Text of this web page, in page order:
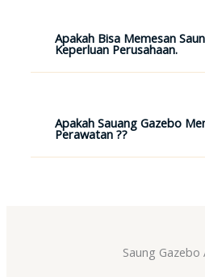
Apakah Bisa Memesan
Keperluan Perusahaan.
Apakah Sauang Gazebo
Perawatan ??
Saung Gazebo